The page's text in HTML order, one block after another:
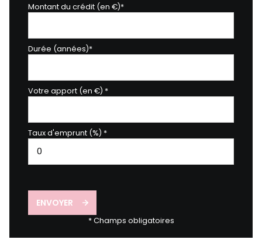
Montant du crédit (en €)*
Durée (années)*
Votre apport (en €) *
Taux d'emprunt (%) *
ENVOYER
* Champs obligatoires